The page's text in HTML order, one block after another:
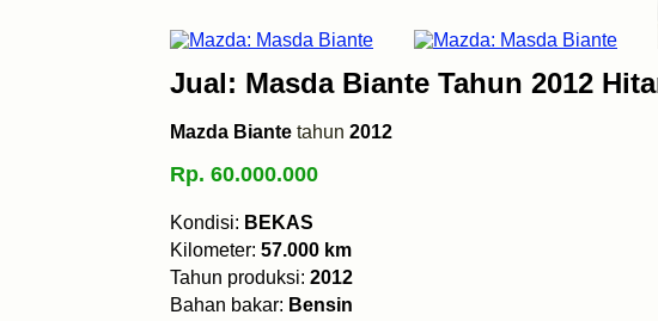
Jual: Masda Biante Tahun 2012
Mazda Biante tahun 2012
Rp. 60.000.000
Kondisi: BEKAS
Kilometer: 57.000 km
Tahun produksi: 2012
Bahan bakar: Bensin